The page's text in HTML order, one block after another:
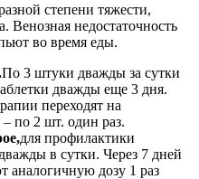
степени тяжести,
Венозная недостаточность
во время еды.
По 3 штуки дважды за сутки
дважды еще 3 дня.
переходят на
по 2 шт. один раз.
для профилактики
в сутки. Через 7 дней
дозу 1 раз